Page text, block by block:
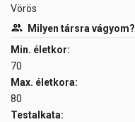
Vörös
Milyen társra vágyom?
Min. életkor:
70
Max. életkora:
80
Testalkata: